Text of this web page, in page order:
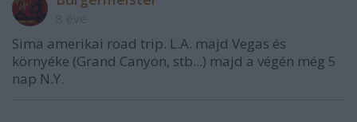
Sima amerikai road trip. L.A. majd Vegas és
környéke (Grand Canyon, stb...) majd a végén még 5
nap N.Y.